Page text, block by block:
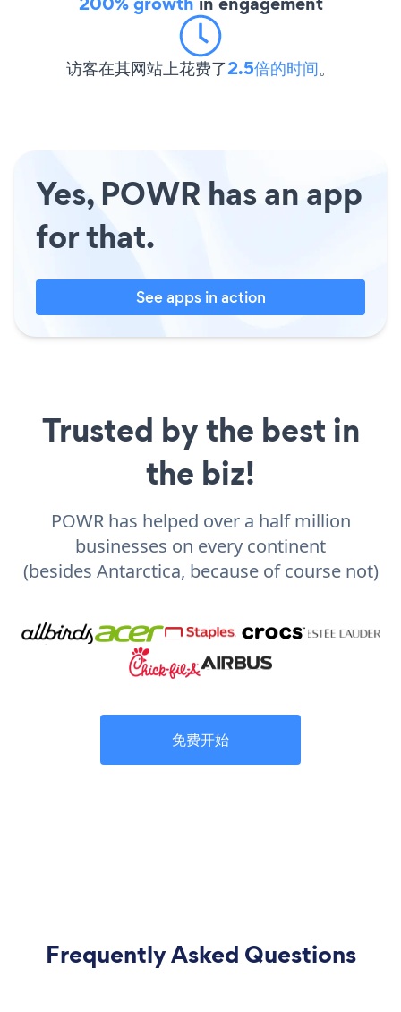
访客在其网站上花费了2.5倍的时间。
Yes, POWR has an app
for that.
See apps in action
Trusted by the best in
the biz!
POWR has helped over a half million
businesses on every continent
(besides Antarctica, because of course not)
免费开始
Frequently Asked Questions